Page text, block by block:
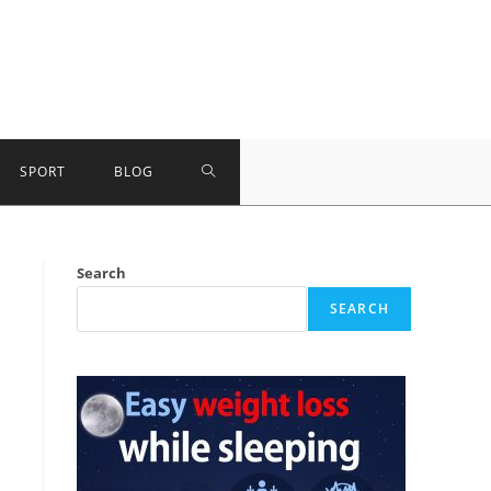
SPORT BLOG TOGGLE
Search
SEARCH